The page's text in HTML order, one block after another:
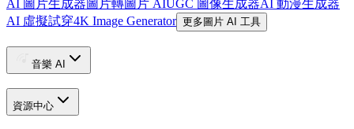
AI 圖片生成器圖片轉圖片 AIUGC 圖像生成器AI 動漫生成器
AI 虛擬試穿4K Image Generator 更多圖片 AI 工具
音樂 AI
資源中心